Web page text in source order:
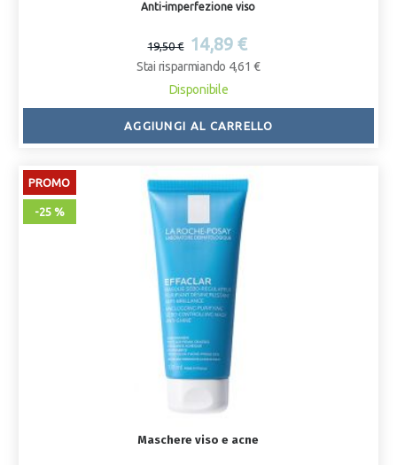
Anti-imperfezione viso
19,50 € 14,89 €
Stai risparmiando 4,61 €
Disponibile
AGGIUNGI AL CARRELLO
PROMO
-25 %
Maschere viso e acne